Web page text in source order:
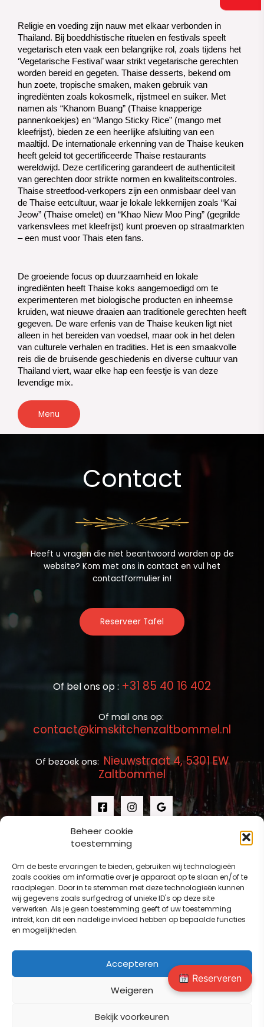
Beheer cookie
toestemming
Om de beste ervaringen te bieden, gebruiken wij technologieën
zoals cookies om informatie over je apparaat op te slaan en/of te
raadplegen. Door in te stemmen met deze technologieën kunnen
wij gegevens zoals surfgedrag of unieke ID's op deze site
verwerken. Als je geen toestemming geeft of uw toestemming
intrekt, kan dit een nadelige invloed hebben op bepaalde functies
en mogelijkheden.
Accepteren
Weigeren
Bekijk voorkeuren
Religie en voeding zijn nauw met elkaar verbonden in
Thailand. Bij boeddhistische rituelen en festivals speelt
vegetarisch eten vaak een belangrijke rol, zoals tijdens het
‘Vegetarische Festival’ waar strikt vegetarische gerechten
worden bereid en gegeten. Thaise desserts, bekend om
hun zoete, tropische smaken, maken gebruik van
ingrediënten zoals kokosmelk, rijstmeel en suiker. Met
namen als “Khanom Buang” (Thaise knapperige
pannenkoekjes) en “Mango Sticky Rice” (mango met
kleefrijst), bieden ze een heerlijke afsluiting van een
maaltijd. De internationale erkenning van de Thaise keuken
heeft geleid tot gecertificeerde Thaise restaurants
wereldwijd. Deze certificering garandeert de authenticiteit
van gerechten door strikte normen en kwaliteitscontroles.
Thaise streetfood-verkopers zijn een onmisbaar deel van
de Thaise eetcultuur, waar je lokale lekkernijen zoals “Kai
Jeow” (Thaise omelet) en “Khao Niew Moo Ping” (gegrilde
varkensvlees met kleefrijst) kunt proeven op straatmarkten
– een must voor Thais eten fans.
De groeiende focus op duurzaamheid en lokale
ingrediënten heeft Thaise koks aangemoedigd om te
experimenteren met biologische producten en inheemse
kruiden, wat nieuwe draaien aan traditionele gerechten heeft
gegeven. De ware erfenis van de Thaise keuken ligt niet
alleen in het bereiden van voedsel, maar ook in het delen
van culturele verhalen en tradities. Het is een smaakvolle
reis die de bruisende geschiedenis en diverse cultuur van
Thailand viert, waar elke hap een feestje is van deze
levendige mix.
Menu
Contact
Heeft u vragen die niet beantwoord worden op de
website? Kom met ons in contact en vul het
contactformulier in!
Reserveer Tafel
Of bel ons op : +31 85 40 16 402
Of mail ons op:
contact@kimskitchenzaltbommel.nl
Of bezoek ons: Nieuwstraat 4, 5301 EW
Zaltbommel
Reserveren
Copyright © 2026 Kim’s Kitchen Zaltbommel
Powered byBee Interactive